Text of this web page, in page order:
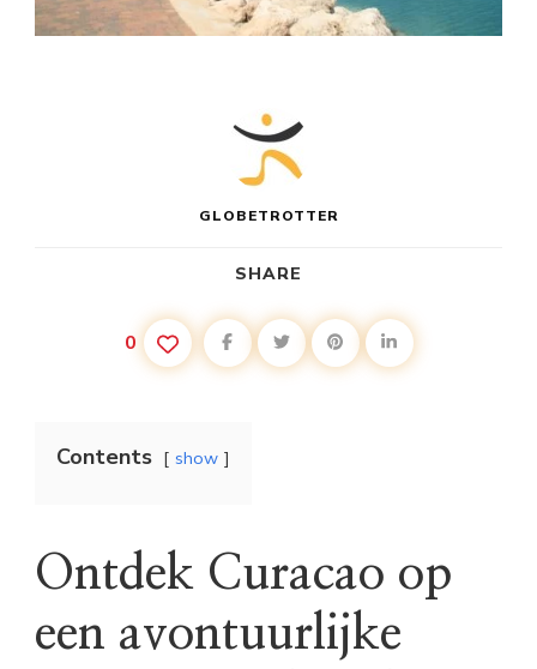
GLOBETROTTER
SHARE
0
Contents show
Ontdek Curacao op
een avontuurlijke